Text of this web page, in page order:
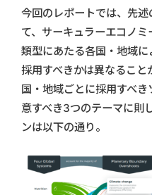
今回のレポートでは、先
て、サーキュラーエコノ
類型にあたる各国・地域
採用すべきかは異なるこ
国・地域ごとに採用すべ
意すべき3つのテーマに則
ンは以下の通り。